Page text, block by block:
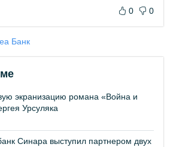
0 0
Банк
экранизацию романа «Война и
Урсуляка
Синара выступил партнером двух